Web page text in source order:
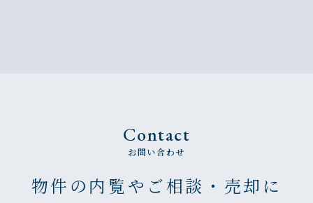
Contact
お問い合わせ
物件の内覧やご相談・売却に